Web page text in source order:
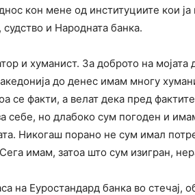
кон мене од институциите кои
и Народната банка.
и хуманист. За доброто на
до денес имам многу
се факти, а велат дека пред
себе, но длабоко сум погоден и
Никогаш порано не сум имал
имам, затоа што сум изигран,
на Еуростандард банка во стечај,